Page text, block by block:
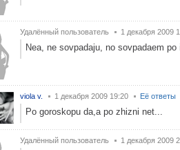
Удалённый пользователь 1 декабря 2009
Nea, ne sovpadaju, no sovpadaem
viola v. 1 декабря 2009 19:20 Её ответы
Po goroskopu da,a po zhizni net...
Удалённый пользователь 1 декабря 2009